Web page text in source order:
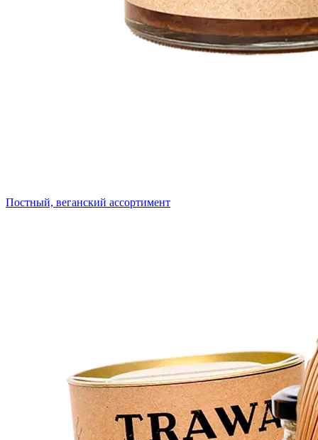
Постный, веганский ассортимент